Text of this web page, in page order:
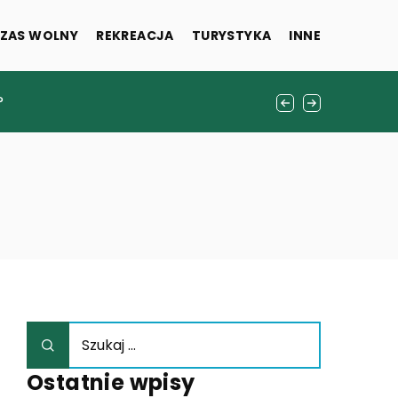
WOLNY REKREACJA TURYSTYKA INNE
muzyki na żywo
Ostatnie wpisy